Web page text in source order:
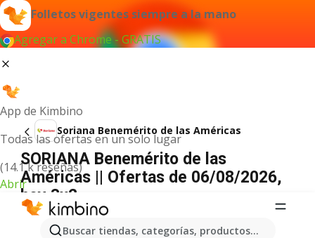
Folletos vigentes siempre a la mano
Agregar a Chrome - GRATIS
App de Kimbino
Todas las ofertas en un solo lugar
(14.1 k reseñas)
Abrir
Buscar tiendas, categorías, productos...
Soriana Benemérito de las Américas
SORIANA Benemérito de las
Américas || Ofertas de 06/08/2026,
hoy 3x2